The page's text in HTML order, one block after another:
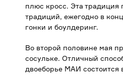
плюс кросс. Эта традиция
традиций, ежегодно в
гонки и боулдеринг.
Во второй половине мая
сосульке. Отличный
двоеборье МАИ состоится